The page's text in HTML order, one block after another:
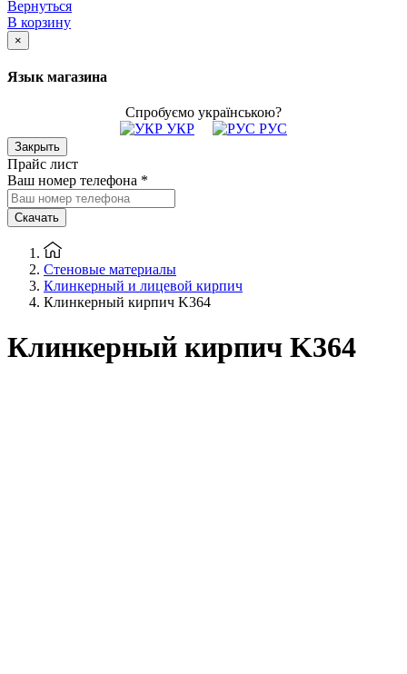
Вернуться
В корзину
×
Язык магазина
Спробуємо українською?
УКР
РУС
Закрыть
Прайс лист
Ваш номер телефона *
Скачать
Стеновые материалы
Клинкерный и лицевой кирпич
Клинкерный кирпич K364
Клинкерный кирпич K364